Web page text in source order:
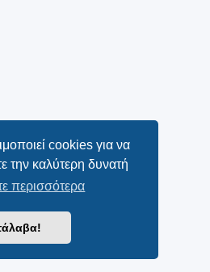
cookies για να
την καλύτερη δυνατή
περισσότερα